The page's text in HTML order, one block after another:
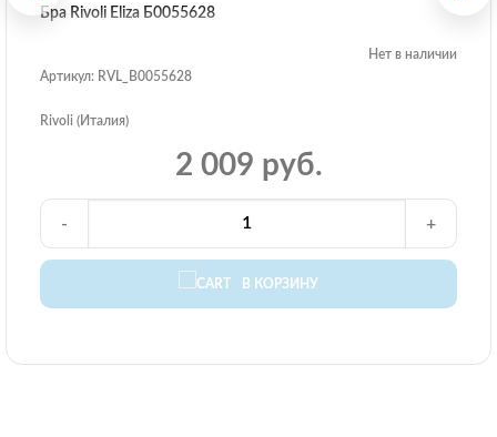
Бра Rivoli Eliza Б0055628
Нет в наличии
Артикул: RVL_B0055628
Rivoli (Италия)
2 009 руб.
В КОРЗИНУ
- +